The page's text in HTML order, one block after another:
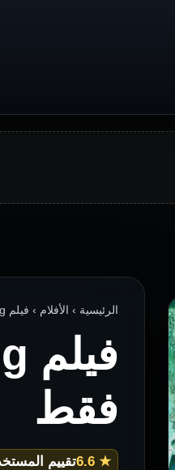
الرئيسية › الأفلام › فيلم Singapore Sling مترجم للكبار فقط
فقط
★ 6.6 تقييم